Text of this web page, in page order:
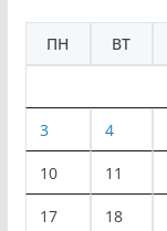
ПН
ВТ
3 4
10 11
17 18